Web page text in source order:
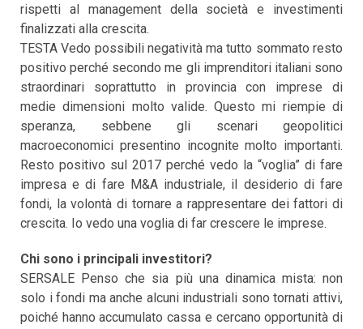
rispetti al management della società e investimenti
finalizzati alla crescita.
TESTA Vedo possibili negatività ma tutto sommato resto
positivo perché secondo me gli imprenditori italiani sono
straordinari soprattutto in provincia con imprese di
medie dimensioni molto valide. Questo mi riempie di
speranza, sebbene gli scenari geopolitici
macroeconomici presentino incognite molto importanti.
Resto positivo sul 2017 perché vedo la “voglia” di fare
impresa e di fare M&A industriale, il desiderio di fare
fondi, la volontà di tornare a rappresentare dei fattori di
crescita. Io vedo una voglia di far crescere le imprese.
Chi sono i principali investitori?
SERSALE Penso che sia più una dinamica mista: non
solo i fondi ma anche alcuni industriali sono tornati attivi,
poiché hanno accumulato cassa e cercano opportunità di